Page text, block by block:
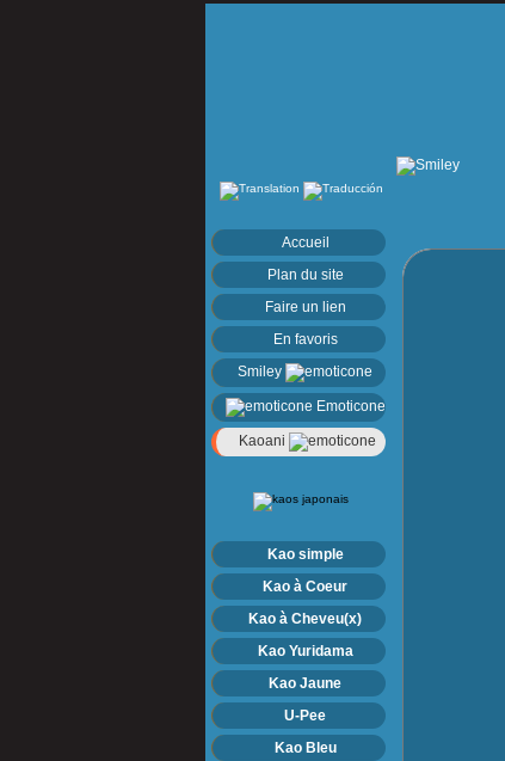
Accueil
Plan du site
Faire un lien
En favoris
Smiley
Emoticone
Kaoani
Kao simple
Kao à Coeur
Kao à Cheveu(x)
Kao Yuridama
Kao Jaune
U-Pee
Kao Bleu